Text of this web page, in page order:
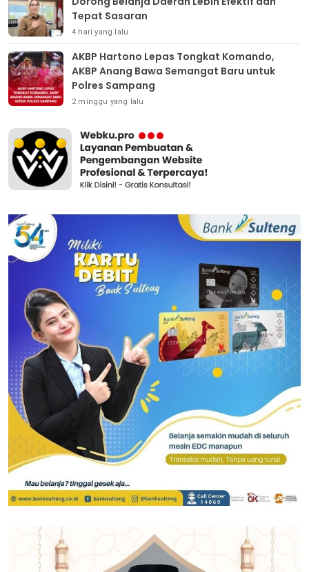
Tepat Sasaran
4 hari yang lalu
AKBP Hartono Lepas Tongkat Komando,
AKBP Anang Bawa Semangat Baru untuk
Polres Sampang
2 minggu yang lalu